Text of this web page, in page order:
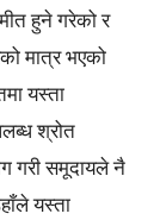
हुने गरेको र
मात्र भएको
यस्ता
श्रोत
गरी समूदायले नै
यस्ता